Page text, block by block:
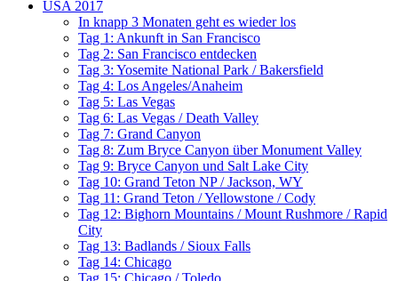
USA 2017
In knapp 3 Monaten geht es wieder los
Tag 1: Ankunft in San Francisco
Tag 2: San Francisco entdecken
Tag 3: Yosemite National Park / Bakersfield
Tag 4: Los Angeles/Anaheim
Tag 5: Las Vegas
Tag 6: Las Vegas / Death Valley
Tag 7: Grand Canyon
Tag 8: Zum Bryce Canyon über Monument Valley
Tag 9: Bryce Canyon und Salt Lake City
Tag 10: Grand Teton NP / Jackson, WY
Tag 11: Grand Teton / Yellowstone / Cody
Tag 12: Bighorn Mountains / Mount Rushmore / Rapid
City
Tag 13: Badlands / Sioux Falls
Tag 14: Chicago
Tag 15: Chicago / Toledo